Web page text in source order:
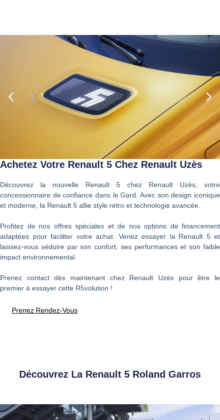
Achetez Votre Renault 5 Chez Renault Uzès
Découvrez la nouvelle Renault 5 chez Renault Uzès, votre
concessionnaire de confiance dans le Gard. Avec son design iconique
et moderne, la Renault 5 allie style rétro et technologie avancée.
Profitez de nos offres spéciales et de nos options de financement
adaptées pour faciliter votre achat. Venez essayer la Renault 5 et
laissez-vous séduire par son confort, ses performances et son faible
impact environnemental.
Prenez contact dès maintenant chez Renault Uzès pour être le
premier à essayer cette R5volution !
Prenez Rendez-Vous
Découvrez La Renault 5 Roland Garros